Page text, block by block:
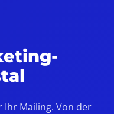
Mailing. Von der